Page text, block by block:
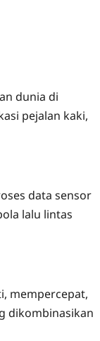
dunia di
pejalan kaki,
data sensor
lalu lintas
mempercepat,
dikombinasikan